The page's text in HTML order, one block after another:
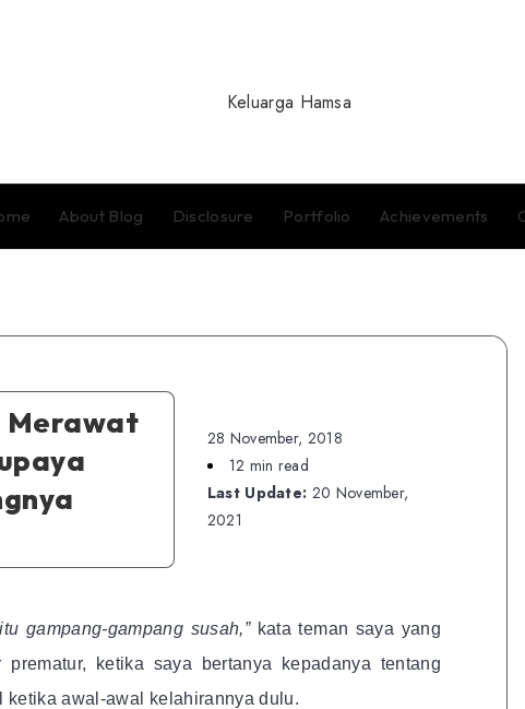
About Blog Disclosure Portfolio Achievements
Merawat
28 November, 2018
12 min read
Last Update: 20 November,
2021
gampang-gampang susah,” kata teman saya yang
ketika saya bertanya kepadanya tentang
ketika awal-awal kelahirannya dulu.